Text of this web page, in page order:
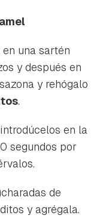
una sartén
y después en
y rehógalo
.
en la
segundos por
de
y agrégala.